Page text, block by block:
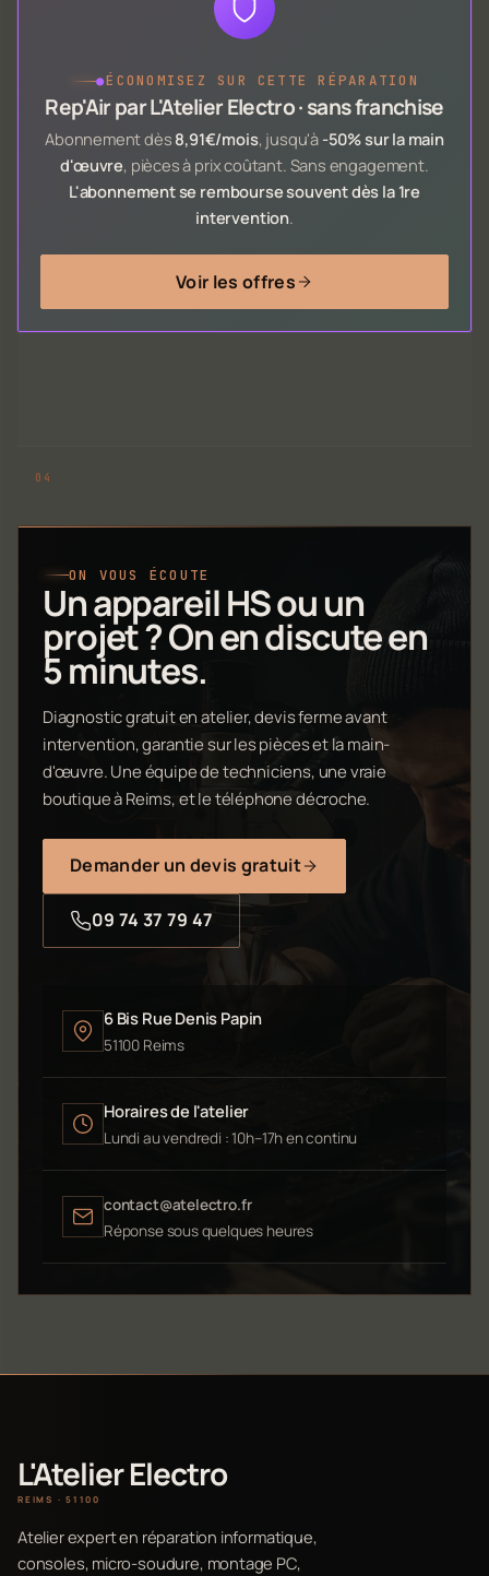
●ÉCONOMISEZ SUR CETTE RÉPARATION
Rep'Air par L'Atelier Electro · sans franchise
Abonnement dès 8,91€/mois, jusqu'à -50% sur la main
d'œuvre, pièces à prix coûtant. Sans engagement.
L'abonnement se rembourse souvent dès la 1re
intervention.
Voir les offres
ON VOUS ÉCOUTE
Un appareil HS ou un
projet ? On en discute en
5 minutes.
Diagnostic gratuit en atelier, devis ferme avant
intervention, garantie sur les pièces et la main-
d'œuvre. Une équipe de techniciens, une vraie
boutique à Reims, et le téléphone décroche.
Demander un devis gratuit
09 74 37 79 47
6 Bis Rue Denis Papin
51100 Reims
Horaires de l'atelier
Lundi au vendredi : 10h–17h en continu
contact@atelectro.fr
Réponse sous quelques heures
L'Atelier Electro
REIMS · 51100
Atelier expert en réparation informatique,
consoles, micro-soudure, montage PC,